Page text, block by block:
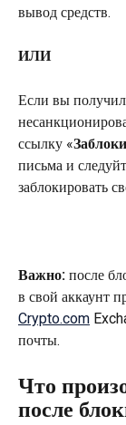
вывод средств.
ИЛИ
Если вы
ссылку «
письма и
заблокировать
Важно: после
в свой аккаунт
Crypto.com
почты.
Что
после